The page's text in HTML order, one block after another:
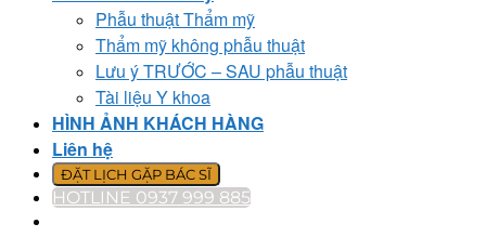
Phẫu thuật Thẩm mỹ
Thẩm mỹ không phẫu thuật
Lưu ý TRƯỚC – SAU phẫu thuật
Tài liệu Y khoa
HÌNH ẢNH KHÁCH HÀNG
Liên hệ
ĐẶT LỊCH GẶP BÁC SĨ
HOTLINE 0937 999 885